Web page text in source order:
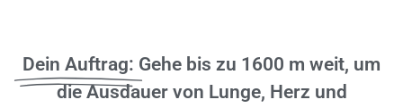
Dein Auftrag: Gehe bis zu 1600 m weit, um
die Ausdauer von Lunge, Herz und